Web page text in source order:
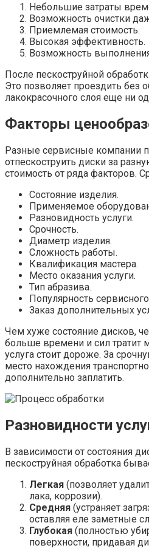
Небольшие затраты
Возможность очистки
Приемлемая стоимость.
Высокая эффективность.
Возможность
После пескоструйной
Это позволяет проездить без
лакокрасочного слоя еще ни
Факторы
Разные сервисные компании
отпескоструить диски за
стоимость от ряда факторов.
Состояние изделия.
Применяемое
Разновидность услуги.
Срочность.
Диаметр изделия.
Сложность работы.
Квалификация мастера.
Место оказания услуги.
Тип абразива.
Популярность
Заказ дополнительных
Чем хуже состояние дисков,
больше времени и сил тратит
услуга стоит дороже. За
место нахождения
дополнительно заплатить.
Разновидности
В зависимости от состояния
пескоструйная обработка
Легкая (позволяет
лака, коррозии).
Средняя (устраняет
оставляя еле заметные
Глубокая (полностью
поверхности, придавая